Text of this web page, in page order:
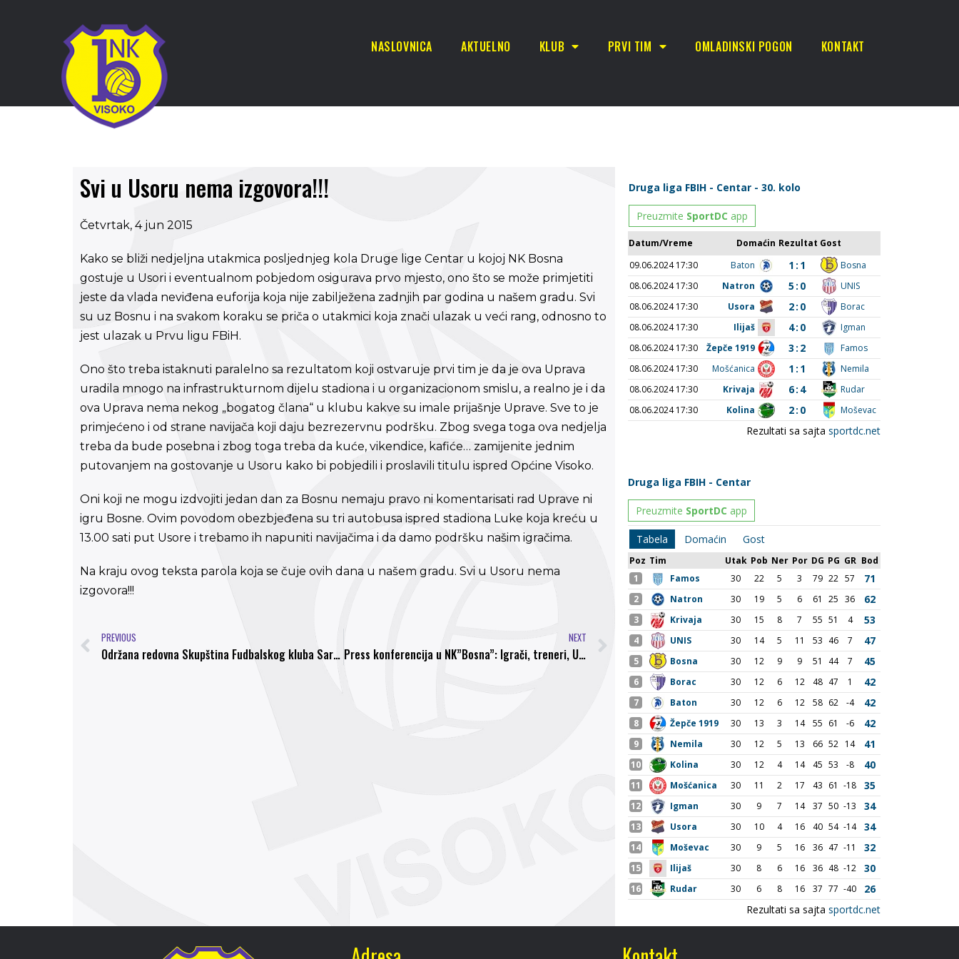
NASLOVNICA AKTUELNO KLUB PRVI TIM OMLADINSKI POGON KONTAKT
Svi u Usoru nema izgovora!!!
Četvrtak, 4 jun 2015
Kako se bliži nedjeljna utakmica posljednjeg kola Druge lige Centar u kojoj NK Bosna
gostuje u Usori i eventualnom pobjedom osigurava prvo mjesto, ono što se može primjetiti
jeste da vlada neviđena euforija koja nije zabilježena zadnjih par godina u našem gradu. Svi
su uz Bosnu i na svakom koraku se priča o utakmici koja znači ulazak u veći rang, odnosno to
jest ulazak u Prvu ligu FBiH.
Ono što treba istaknuti paralelno sa rezultatom koji ostvaruje prvi tim je da je ova Uprava
uradila mnogo na infrastrukturnom dijelu stadiona i u organizacionom smislu, a realno je i da
ova Uprava nema nekog „bogatog člana“ u klubu kakve su imale prijašnje Uprave. Sve to je
primjećeno i od strane navijača koji daju bezrezervnu podršku. Zbog svega toga ova nedjelja
treba da bude posebna i zbog toga treba da kuće, vikendice, kafiće… zamijenite jednim
putovanjem na gostovanje u Usoru kako bi pobjedili i proslavili titulu ispred Općine Visoko.
Oni koji ne mogu izdvojiti jedan dan za Bosnu nemaju pravo ni komentarisati rad Uprave ni
igru Bosne. Ovim povodom obezbjeđena su tri autobusa ispred stadiona Luke koja kreću u
13.00 sati put Usore i trebamo ih napuniti navijačima i da damo podršku našim igračima.
Na kraju ovog teksta parola koja se čuje ovih dana u našem gradu. Svi u Usoru nema
izgovora!!!
PREVIOUS
Održana redovna Skupština Fudbalskog kluba Sarajevo
NEXT
Press konferencija u NK”Bosna”: Igrači, treneri, Uprava složni kao jedan, Usora će pasti!